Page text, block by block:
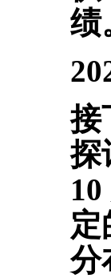
绩
接
探
定
分